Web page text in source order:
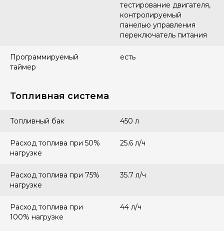
тестирование двигателя,
контролируемый
панелью управления
переключатель питания
Программируемый
таймер
есть
Топливная система
Топливный бак 450 л
Расход топлива при 50%
нагрузке
25.6 л/ч
Расход топлива при 75%
нагрузке
35.7 л/ч
Расход топлива при
100% нагрузке
44 л/ч